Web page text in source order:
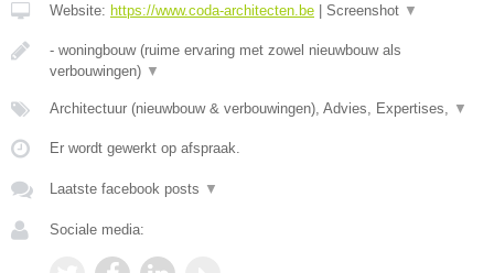
Website: https://www.coda-architecten.be Screenshot ▼
- woningbouw (ruime ervaring met zowel nieuwbouw als
verbouwingen) ▼
Architectuur (nieuwbouw & verbouwingen), Advies, Expertises, ▼
Er wordt gewerkt op afspraak.
Laatste facebook posts ▼
Sociale media: